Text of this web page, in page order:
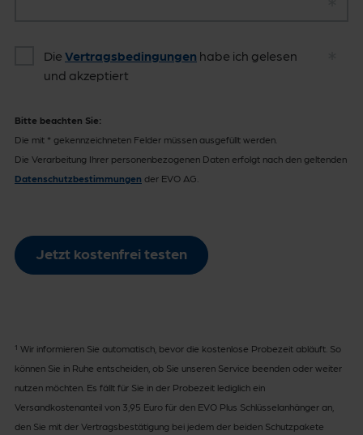
Die Vertragsbedingungen habe ich gelesen
und akzeptiert
Bitte beachten Sie:
Die mit * gekennzeichneten Felder müssen ausgefüllt werden.
Die Verarbeitung Ihrer personenbezogenen Daten erfolgt nach den geltenden
Datenschutzbestimmungen der EVO AG.
eVO-
PK-
Jetzt kostenfrei testen
¹ Wir informieren Sie automatisch, bevor die kostenlose Probezeit abläuft. So
können Sie in Ruhe entscheiden, ob Sie unseren Service beenden oder weiter
nutzen möchten. Es fällt für Sie in der Probezeit lediglich ein
Versandkostenanteil von 3,95 Euro für den EVO Plus Schlüsselanhänger an,
den Sie mit der Vertragsbestätigung bei jedem der beiden Schutzpakete